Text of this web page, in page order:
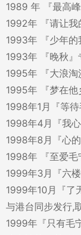
1989 年 『最高峰
1992年 『请让
1993年 『少年的
1993年 『晚秋
1995年 『大浪
1995年 『梦在他
1998年1月『等
1998年4月『我
1998年8月『心
1998年 『至爱毛
1999年3月『六
1999年10月『了
与港台同步发行,
1999年『只有毛